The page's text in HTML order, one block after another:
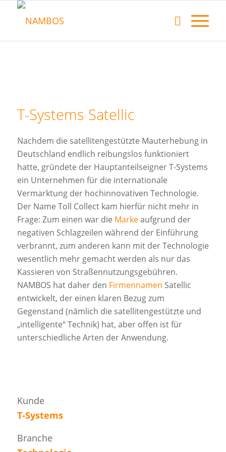
T-Systems Satellic
Nachdem die satellitengestützte Mauterhebung in
Deutschland endlich reibungslos funktioniert
hatte, gründete der Hauptanteilseigner T-Systems
ein Unternehmen für die internationale
Vermarktung der hochinnovativen Technologie.
Der Name Toll Collect kam hierfür nicht mehr in
Frage: Zum einen war die Markeaufgrund der
negativen Schlagzeilen während der Einführung
verbrannt, zum anderen kann mit der Technologie
wesentlich mehr gemacht werden als nur das
Kassieren von Straßennutzungsgebühren.
NAMBOS hat daher den Firmennamen Satellic
entwickelt, der einen klaren Bezug zum
Gegenstand (nämlich die satellitengestützte und
„intelligente“ Technik) hat, aber offen ist für
unterschiedliche Arten der Anwendung.
Kunde
T-Systems
Branche